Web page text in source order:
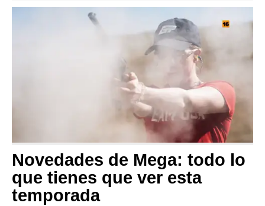
Novedades de Mega: todo lo
que tienes que ver esta
temporada